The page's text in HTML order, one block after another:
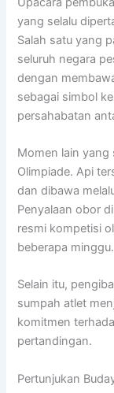
yang selalu
Salah satu yang
seluruh negara
dengan
sebagai simbol
persahabatan
Momen lain yang
Olimpiade. Api
dan dibawa
Penyalaan obor
resmi kompetisi
beberapa minggu.
Selain itu,
sumpah atlet
komitmen
pertandingan.
Pertunjukan